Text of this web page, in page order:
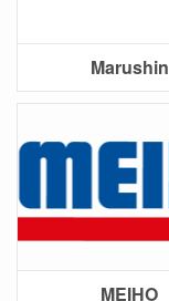
Marushin
MEIHO